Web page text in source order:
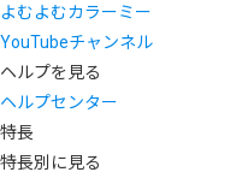
よむよむカラーミー
YouTubeチャンネル
ヘルプを見る
ヘルプセンター
特長
特長別に見る